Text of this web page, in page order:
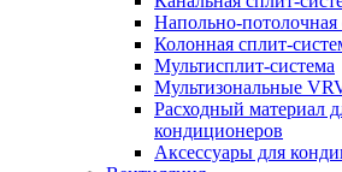
Напольно-потолочная
Колонная сплит-
Мультисплит-система
Мультизональные
Расходный материал
кондиционеров
Аксессуары для